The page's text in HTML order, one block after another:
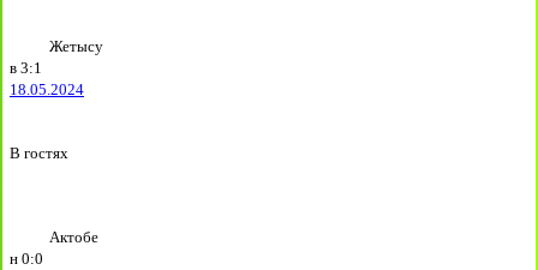
Жетысу
в 3:1
18.05.2024
В гостях
Актобе
н 0:0